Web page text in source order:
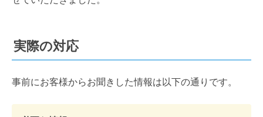
実際の対応
事前にお客様からお聞きした情報は以下の通りです。